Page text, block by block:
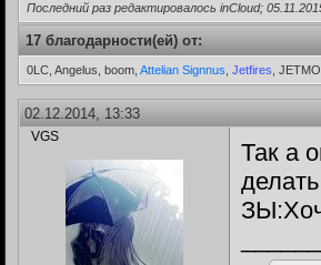
Последний раз редактировалось inCloud;
17 благодарности(ей) от:
0LC, Angelus, boom, Attelian Signnus Jetfires ,
02.12.2014, 13:33
VGS
Так а